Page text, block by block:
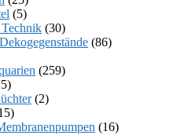
(5)
(30)
(86)
(259)
(2)
(16)